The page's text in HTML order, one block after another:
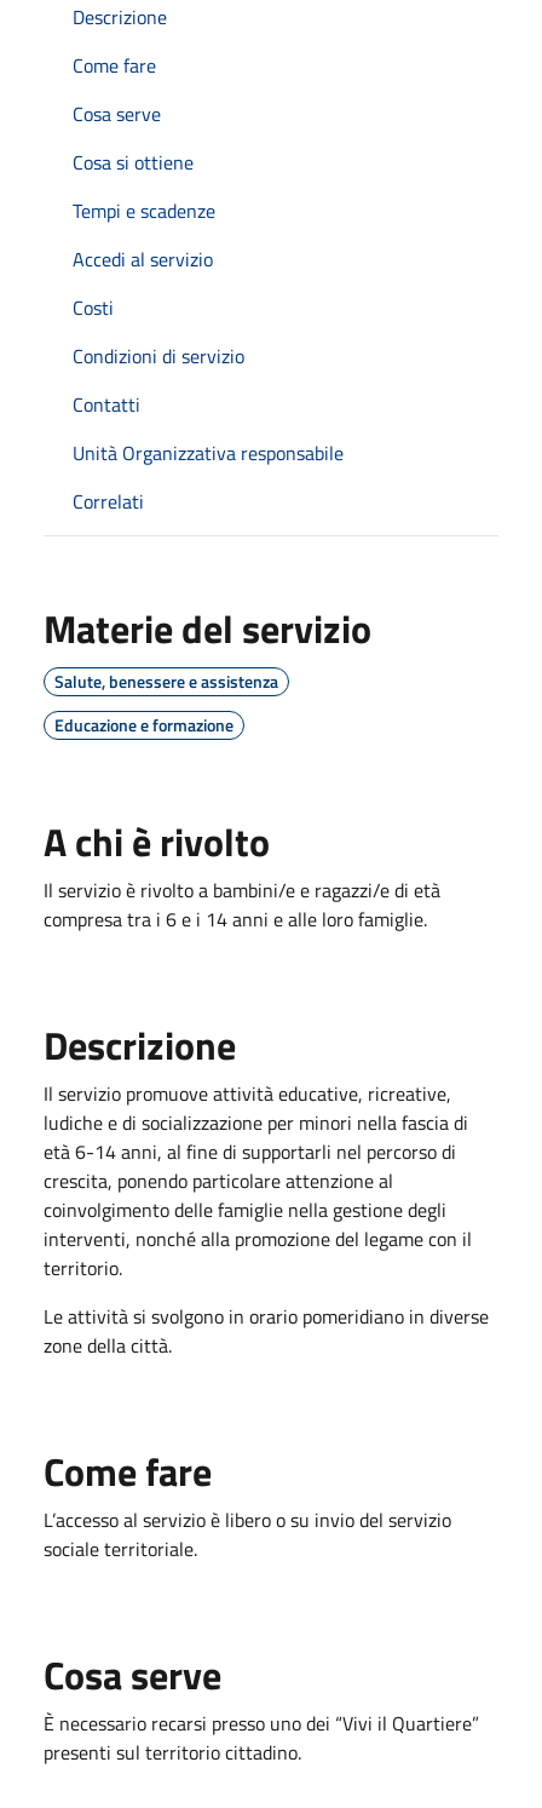
Descrizione
Come fare
Cosa serve
Cosa si ottiene
Tempi e scadenze
Accedi al servizio
Costi
Condizioni di servizio
Contatti
Unità Organizzativa responsabile
Correlati
Materie del servizio
Salute, benessere e assistenza
Educazione e formazione
A chi è rivolto
Il servizio è rivolto a bambini/e e ragazzi/e di età
compresa tra i 6 e i 14 anni e alle loro famiglie.
Descrizione
Il servizio promuove attività educative, ricreative,
ludiche e di socializzazione per minori nella fascia di
età 6-14 anni, al fine di supportarli nel percorso di
crescita, ponendo particolare attenzione al
coinvolgimento delle famiglie nella gestione degli
interventi, nonché alla promozione del legame con il
territorio.
Le attività si svolgono in orario pomeridiano in diverse
zone della città.
Come fare
L’accesso al servizio è libero o su invio del servizio
sociale territoriale.
Cosa serve
È necessario recarsi presso uno dei “Vivi il Quartiere”
presenti sul territorio cittadino.